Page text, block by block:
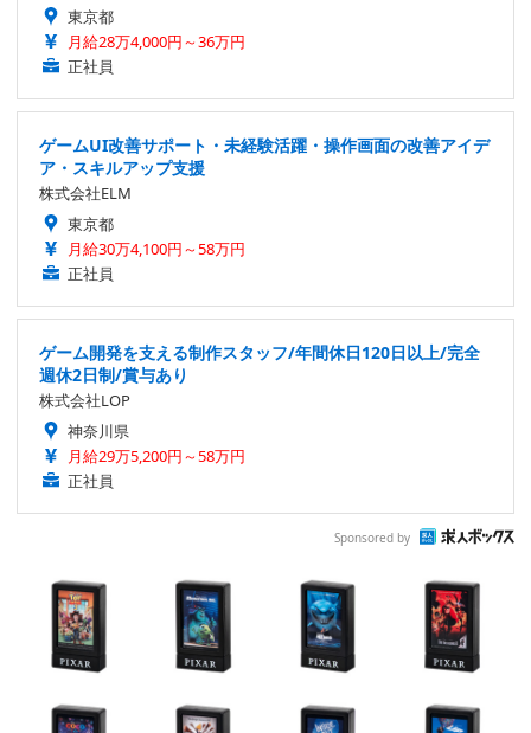
東京都
月給28万4,000円～36万円
正社員
ゲームUI改善サポート・未経験活躍・操作画面の改善アイデ
ア・スキルアップ支援
株式会社ELM
東京都
月給30万4,100円～58万円
正社員
ゲーム開発を支える制作スタッフ/年間休日120日以上/完全
週休2日制/賞与あり
株式会社LOP
神奈川県
月給29万5,200円～58万円
正社員
Sponsored by